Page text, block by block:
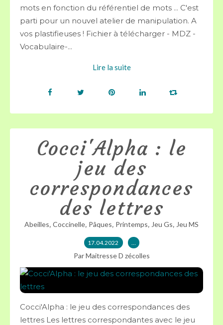
mots en fonction du référentiel de mots ... C'est
parti pour un nouvel atelier de manipulation. A
vos plastifieuses ! Fichier à télécharger - MDZ -
Vocabulaire-...
Lire la suite
Cocci'Alpha : le
jeu des
correspondances
des lettres
Abeilles, Coccinelle, Pâques, Printemps, Jeu Gs, Jeu MS
17.04.2022 …
Par Maitresse D zécolles
Cocci'Alpha : le jeu des correspondances des
lettres Les lettres correspondantes avec le jeu